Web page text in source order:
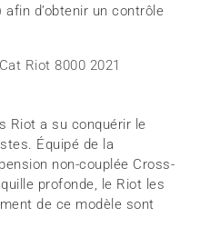
d’obtenir un contrôle
Riot a su conquérir le
Équipé de la
non-couplée Cross-
profonde, le Riot les
de ce modèle sont